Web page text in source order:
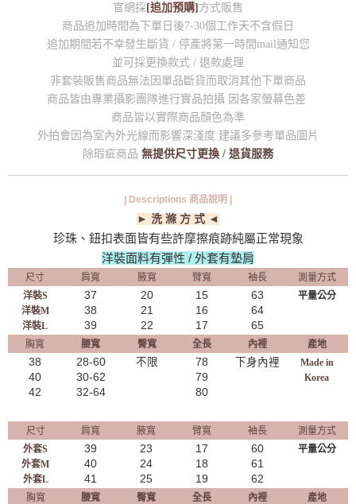
官網採[追加預購]方式販售
商品追加時間為下單日後7-30個工作天不含假日
追加期間若不幸發生斷貨 / 停產將第一時間mail通知您
並可採更換款式 / 退款處理
非套裝販售商品無法因單品斷貨而取消其他下單商品
商品皆由專業攝影團隊進行實品拍攝 因各家螢幕色差
商品皆以實際商品顏色為準
外拍會因為室內外光線而影響深淺度 建議多參考單品圖片
除瑕疵商品 無提供尺寸更換 / 退貨服務
| Descriptions 商品說明 |
► 洗 滌 方 式 ◄
珍珠、鈕扣表面皆有些許摩擦痕跡純屬正常現象
洋裝面料有彈性 / 外套有墊肩
尺寸 肩寬 腋寬 臂寬 袖長
測量方式
洋裝S
洋裝M
洋裝L
37
38
39
20
21
22
15
16
17
63
64
65
平量公分
胸寬 腰寬 臀寬 全長 內裡 產地
38
40
42
28-60
30-62
32-64
不限
78
79
80
下身內裡
Made in
Korea
尺寸 肩寬 腋寬 臂寬 袖長
測量方式
外套S
外套M
外套L
39
40
41
23
24
25
17
18
19
60
61
62
平量公分
胸寬 腰寬 臀寬 全長 內裡 產地